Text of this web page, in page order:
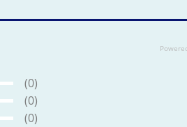
(0)
(0)
(0)